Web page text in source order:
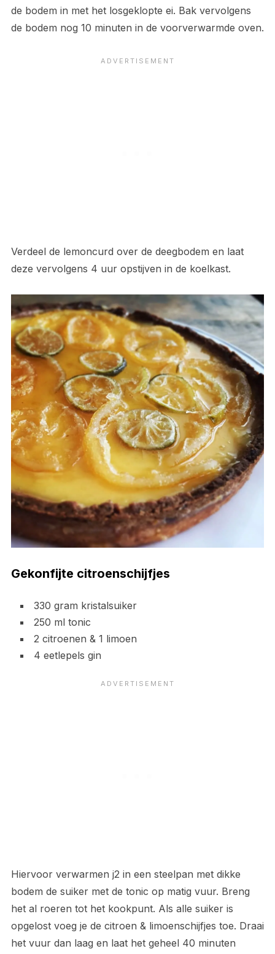
de bodem in met het losgeklopte ei. Bak vervolgens
de bodem nog 10 minuten in de voorverwarmde oven.
Verdeel de lemoncurd over de deegbodem en laat
deze vervolgens 4 uur opstijven in de koelkast.
Gekonfijte citroenschijfjes
330 gram kristalsuiker
250 ml tonic
2 citroenen & 1 limoen
4 eetlepels gin
Hiervoor verwarmen j2 in een steelpan met dikke
bodem de suiker met de tonic op matig vuur. Breng
het al roeren tot het kookpunt. Als alle suiker is
opgelost voeg je de citroen & limoenschijfjes toe. Draai
het vuur dan laag en laat het geheel 40 minuten